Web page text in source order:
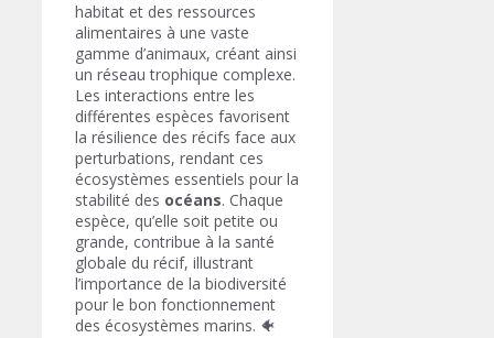
habitat et des ressources
alimentaires à une vaste
gamme d’animaux, créant ainsi
un réseau trophique complexe.
Les interactions entre les
différentes espèces favorisent
la résilience des récifs face aux
perturbations, rendant ces
écosystèmes essentiels pour la
stabilité des océans. Chaque
espèce, qu’elle soit petite ou
grande, contribue à la santé
globale du récif, illustrant
l’importance de la biodiversité
pour le bon fonctionnement
des écosystèmes marins. 🐠